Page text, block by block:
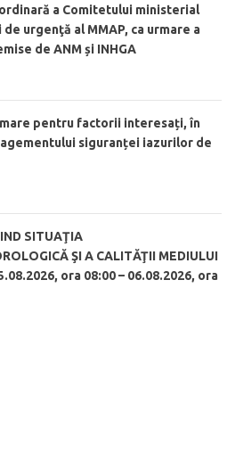
a Comitetului ministerial
urgenţă al MMAP, ca urmare a
de ANM și INHGA
pentru factorii interesați, în
siguranței iazurilor de
SITUAŢIA
ŞI A CALITĂŢII MEDIULUI
ora 08:00 – 06.08.2026, ora